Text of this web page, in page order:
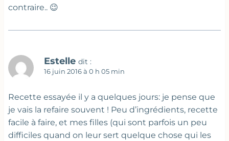
contraire.. 😉
Estelle dit :
16 juin 2016 à 0 h 05 min
Recette essayée il y a quelques jours: je pense que
je vais la refaire souvent ! Peu d’ingrédients, recette
facile à faire, et mes filles (qui sont parfois un peu
difficiles quand on leur sert quelque chose qui les